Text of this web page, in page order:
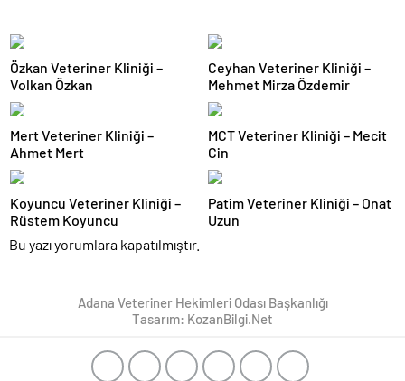
Özkan Veteriner Kliniği –
Volkan Özkan
Ceyhan Veteriner Kliniği –
Mehmet Mirza Özdemir
Mert Veteriner Kliniği –
Ahmet Mert
MCT Veteriner Kliniği – Mecit
Cin
Koyuncu Veteriner Kliniği –
Rüstem Koyuncu
Patim Veteriner Kliniği – Onat
Uzun
Bu yazı yorumlara kapatılmıştır.
Adana Veteriner Hekimleri Odası Başkanlığı
Tasarım: KozanBilgi.Net